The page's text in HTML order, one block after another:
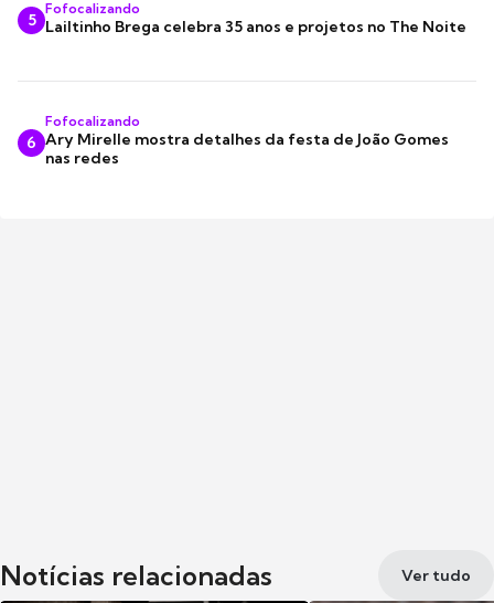
5
Fofocalizando
Lailtinho Brega celebra 35 anos e projetos no The Noite
6
Fofocalizando
Ary Mirelle mostra detalhes da festa de João Gomes
nas redes
Notícias relacionadas Ver tudo